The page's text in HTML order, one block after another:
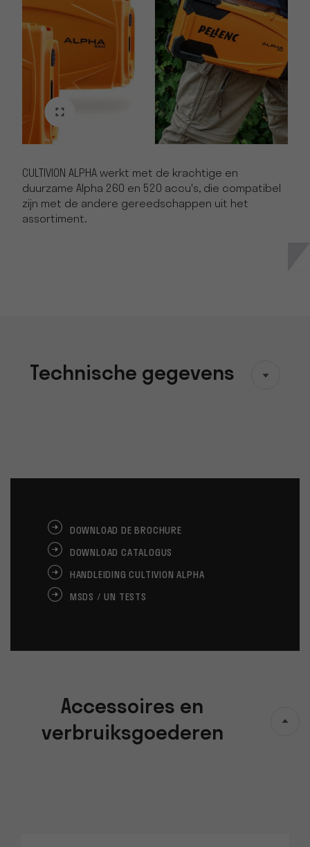
CULTIVION ALPHA werkt met de krachtige en
duurzame Alpha 260 en 520 accu's, die compatibel
zijn met de andere gereedschappen uit het
assortiment.
Technische gegevens
DOWNLOAD DE BROCHURE
DOWNLOAD CATALOGUS
HANDLEIDING CULTIVION ALPHA
MSDS / UN TESTS
Accessoires en
verbruiksgoederen